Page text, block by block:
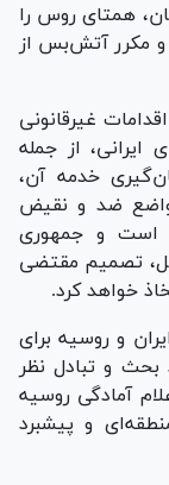
همتای روس را
مکرر آتش‌بس از
غیرقانونی
ایرانی، از جمله
خدمه آن،
ضد و نقیض
است و جمهوری
تصمیم مقتضی
خواهد کرد.
و روسیه برای
و تبادل نظر
آمادگی روسیه
و پیشبرد